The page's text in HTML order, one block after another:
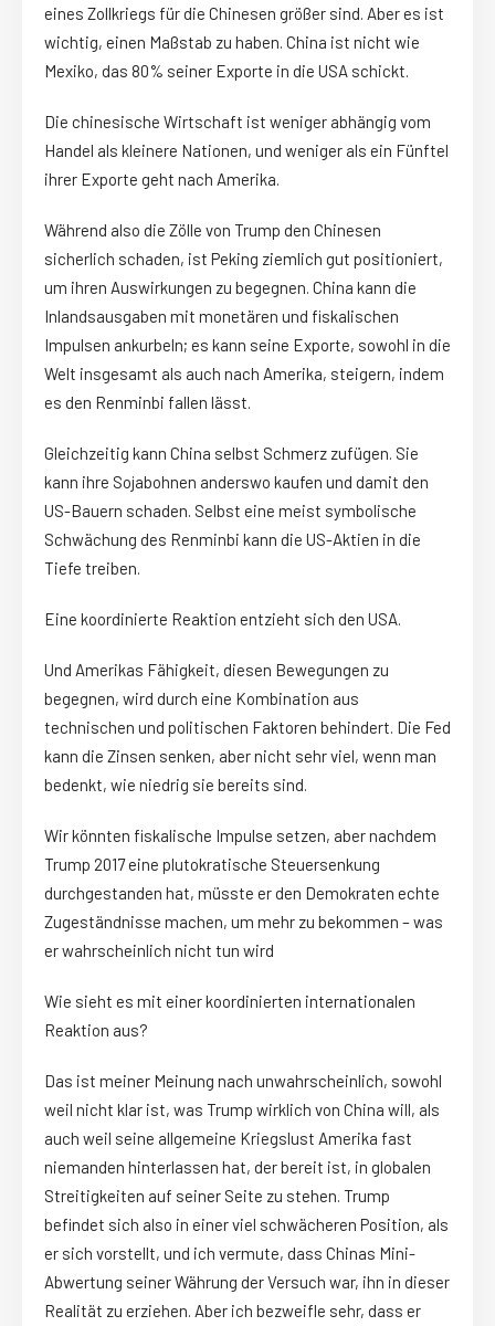
eines Zollkriegs für die Chinesen größer sind. Aber es ist
wichtig, einen Maßstab zu haben. China ist nicht wie
Mexiko, das 80% seiner Exporte in die USA schickt.
Die chinesische Wirtschaft ist weniger abhängig vom
Handel als kleinere Nationen, und weniger als ein Fünftel
ihrer Exporte geht nach Amerika.
Während also die Zölle von Trump den Chinesen
sicherlich schaden, ist Peking ziemlich gut positioniert,
um ihren Auswirkungen zu begegnen. China kann die
Inlandsausgaben mit monetären und fiskalischen
Impulsen ankurbeln; es kann seine Exporte, sowohl in die
Welt insgesamt als auch nach Amerika, steigern, indem
es den Renminbi fallen lässt.
Gleichzeitig kann China selbst Schmerz zufügen. Sie
kann ihre Sojabohnen anderswo kaufen und damit den
US-Bauern schaden. Selbst eine meist symbolische
Schwächung des Renminbi kann die US-Aktien in die
Tiefe treiben.
Eine koordinierte Reaktion entzieht sich den USA.
Und Amerikas Fähigkeit, diesen Bewegungen zu
begegnen, wird durch eine Kombination aus
technischen und politischen Faktoren behindert. Die Fed
kann die Zinsen senken, aber nicht sehr viel, wenn man
bedenkt, wie niedrig sie bereits sind.
Wir könnten fiskalische Impulse setzen, aber nachdem
Trump 2017 eine plutokratische Steuersenkung
durchgestanden hat, müsste er den Demokraten echte
Zugeständnisse machen, um mehr zu bekommen – was
er wahrscheinlich nicht tun wird
Wie sieht es mit einer koordinierten internationalen
Reaktion aus?
Das ist meiner Meinung nach unwahrscheinlich, sowohl
weil nicht klar ist, was Trump wirklich von China will, als
auch weil seine allgemeine Kriegslust Amerika fast
niemanden hinterlassen hat, der bereit ist, in globalen
Streitigkeiten auf seiner Seite zu stehen. Trump
befindet sich also in einer viel schwächeren Position, als
er sich vorstellt, und ich vermute, dass Chinas Mini-
Abwertung seiner Währung der Versuch war, ihn in dieser
Realität zu erziehen. Aber ich bezweifle sehr, dass er